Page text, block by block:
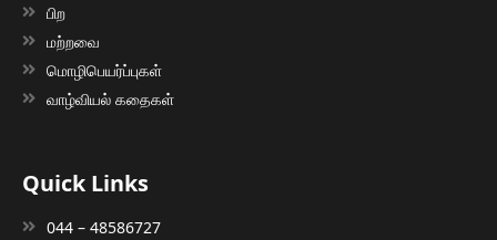
பிற
மற்றவை
மொழிபெயர்ப்புகள்
வாழ்வியல் கதைகள்
Quick Links
044 – 48586727